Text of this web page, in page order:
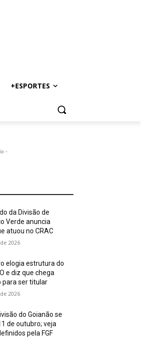
+ESPORTES
-
da Divisão de
Verde anuncia
atuou no CRAC
2026
elogia estrutura do
e diz que chega
para ser titular
2026
do Goianão se
de outubro; veja
pela FGF